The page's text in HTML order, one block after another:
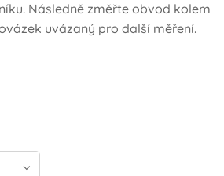
Následně změřte obvod kolem
uvázaný pro další měření.